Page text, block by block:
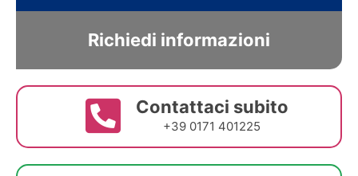
Richiedi informazioni
Contattaci subito
+39 0171 401225